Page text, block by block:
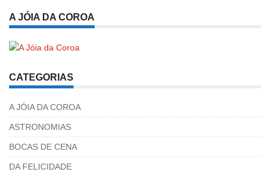
A JÓIA DA COROA
CATEGORIAS
A JÓIA DA COROA
ASTRONOMIAS
BOCAS DE CENA
DA FELICIDADE